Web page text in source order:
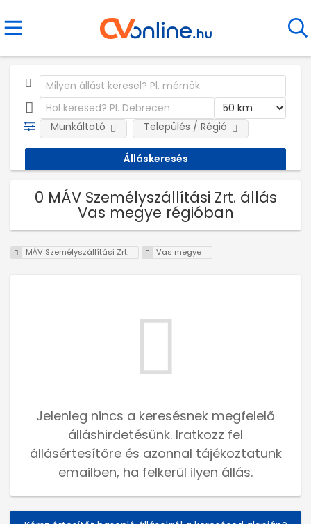
Munkáltató Település / Régió
0 MÁV Személyszállítási Zrt. állás
Vas megye régióban
MÁV Személyszállítási Zrt. Vas megye
Jelenleg nincs a keresésnek megfelelő
álláshirdetésünk. Iratkozz fel
állásértesítőre és azonnal tájékoztatunk
emailben, ha felkerül ilyen állás.